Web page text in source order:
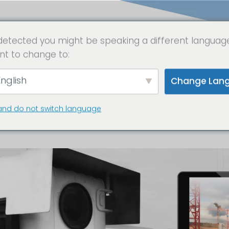
Site
Lapse
you might be speaking a different
to change to:
Change
do not switch language